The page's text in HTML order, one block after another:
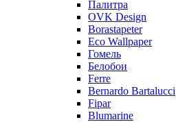
Палитра
OVK Design
Borastapeter
Eco Wallpaper
Гомель
Белобои
Ferre
Bernardo Bartalucci
Fipar
Blumarine